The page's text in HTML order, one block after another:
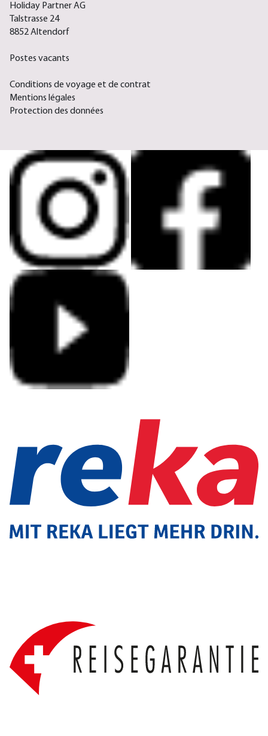
Holiday Partner AG
Talstrasse 24
8852 Altendorf
Postes vacants
Conditions de voyage et de contrat
Mentions légales
Protection des données